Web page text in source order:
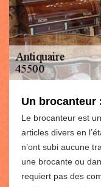
Un brocanteur
Le brocanteur est
articles divers en
n’ont subi aucune
une brocante ou
requiert pas des